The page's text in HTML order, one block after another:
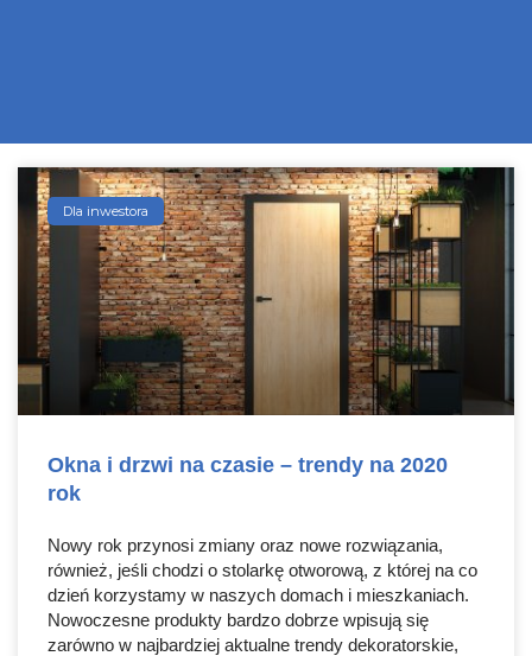
Dla inwestora
Okna i drzwi na czasie – trendy na 2020
rok
Nowy rok przynosi zmiany oraz nowe rozwiązania,
również, jeśli chodzi o stolarkę otworową, z której na co
dzień korzystamy w naszych domach i mieszkaniach.
Nowoczesne produkty bardzo dobrze wpisują się
zarówno w najbardziej aktualne trendy dekoratorskie,